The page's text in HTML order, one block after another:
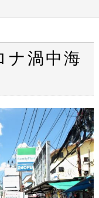
ナ渦中海